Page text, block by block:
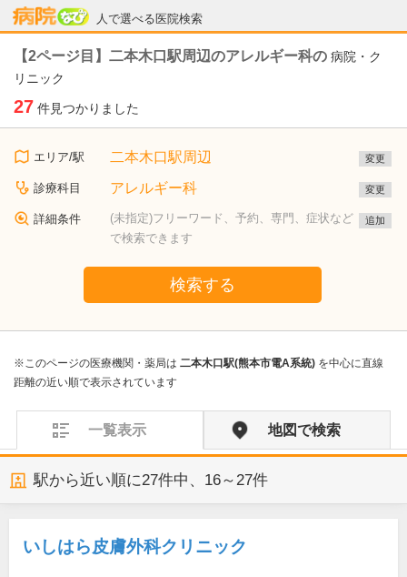
人で選べる医院検索
病院なび
【2ページ目】二本木口駅周辺のアレルギー科の 病院・ク
リニック
27 件見つかりました
エリア/駅 二本木口駅周辺 変更
診療科目 アレルギー科 変更
詳細条件
(未指定)フリーワード、予約、専門、症状など
で検索できます
追加
検索する
※このページの医療機関・薬局は 二本木口駅(熊本市電A系統) を中心に直線
距離の近い順で表示されています
一覧表示 地図で検索
駅から近い順に27件中、 16～27件
いしはら皮膚外科クリニック